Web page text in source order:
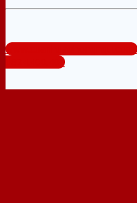
www.cuanhuaphongngu.com
0824.400.400